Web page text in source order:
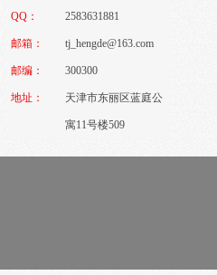
QQ： 2583631881
邮箱： tj_hengde@163.com
邮编： 300300
地址： 天津市东丽区蓝庭公
寓11号楼509